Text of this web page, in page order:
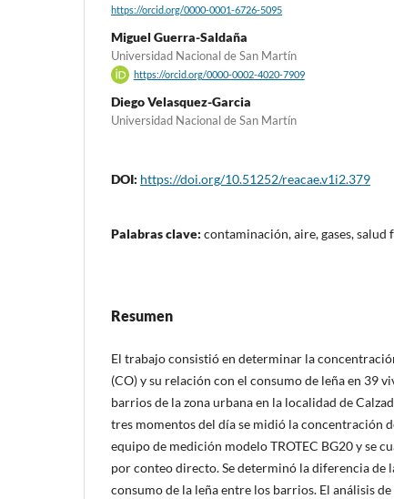
https://orcid.org/0000-0001-6726-5095
Miguel Guerra-Saldaña
Universidad Nacional de San Martín
https://orcid.org/0000-0002-4020-7909
Diego Velasquez-Garcia
Universidad Nacional de San Martín
DOI: https://doi.org/10.51252/reacae.v1i2.379
Palabras clave: contaminación, aire, gases, salud
Resumen
El trabajo consistió en determinar la
(CO) y su relación con el consumo de leña en 39
barrios de la zona urbana en la localidad de
tres momentos del día se midió la concentración
equipo de medición modelo TROTEC BG20 y se
por conteo directo. Se determinó la diferencia de
consumo de la leña entre los barrios. El análisis